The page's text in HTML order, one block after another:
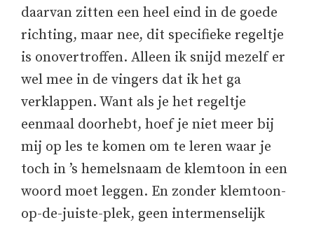
daarvan zitten een heel eind in de goede
richting, maar nee, dit specifieke regeltje
is onovertroffen. Alleen ik snijd mezelf er
wel mee in de vingers dat ik het ga
verklappen. Want als je het regeltje
eenmaal doorhebt, hoef je niet meer bij
mij op les te komen om te leren waar je
toch in ’s hemelsnaam de klemtoon in een
woord moet leggen. En zonder klemtoon-
op-de-juiste-plek, geen intermenselijk